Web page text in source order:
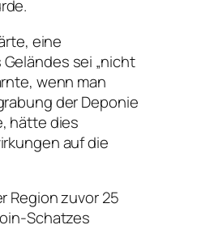
eine
sei „nicht
wenn man
der Deponie
hätte dies
auf die
Region zuvor 25
Schatzes